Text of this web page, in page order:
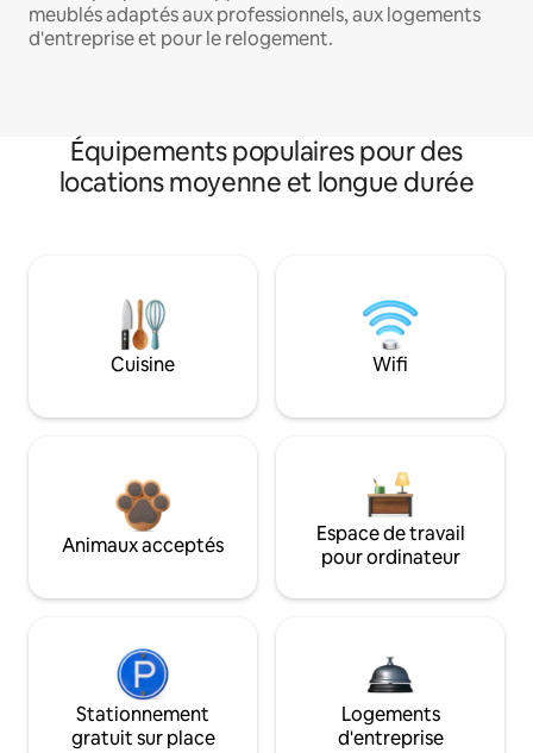
meublés adaptés aux professionnels, aux logements
d'entreprise et pour le relogement.
Équipements populaires pour des
locations moyenne et longue durée
Cuisine Wifi
Animaux acceptés
Espace de travail
pour ordinateur
Stationnement
gratuit sur place
Logements
d'entreprise